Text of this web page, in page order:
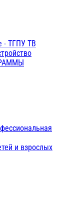
- ТГПУ ТВ
и взрослых